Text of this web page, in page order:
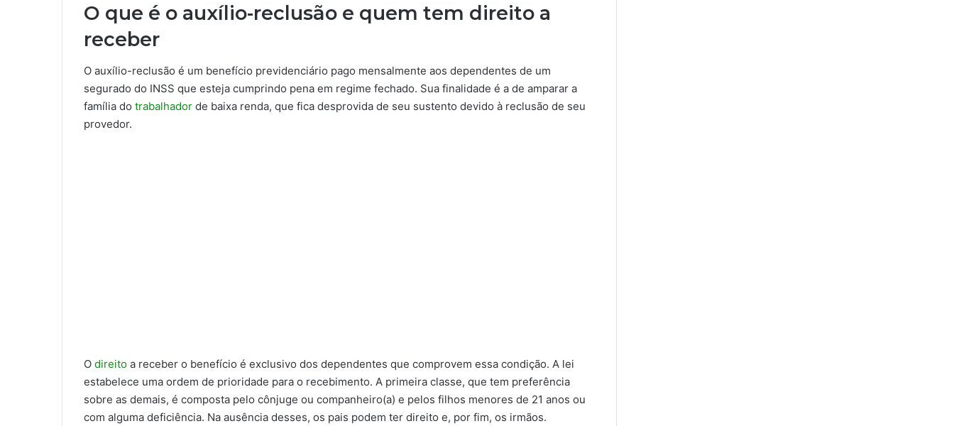
O que é o auxílio-reclusão e quem tem direito a
receber
O auxílio-reclusão é um benefício previdenciário pago mensalmente aos dependentes de um
segurado do INSS que esteja cumprindo pena em regime fechado. Sua finalidade é a de amparar a
família do trabalhador de baixa renda, que fica desprovida de seu sustento devido à reclusão de seu
provedor.
O direito a receber o benefício é exclusivo dos dependentes que comprovem essa condição. A lei
estabelece uma ordem de prioridade para o recebimento. A primeira classe, que tem preferência
sobre as demais, é composta pelo cônjuge ou companheiro(a) e pelos filhos menores de 21 anos ou
com alguma deficiência. Na ausência desses, os pais podem ter direito e, por fim, os irmãos.